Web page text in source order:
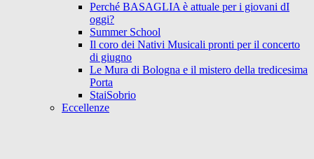
Perché BASAGLIA è attuale per i giovani dI
oggi?
Summer School
Il coro dei Nativi Musicali pronti per il concerto
di giugno
Le Mura di Bologna e il mistero della tredicesima
Porta
StaiSobrio
Eccellenze